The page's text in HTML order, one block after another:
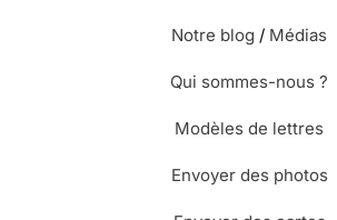
Notre blog / Médias
Qui sommes-nous ?
Modèles de lettres
Envoyer des photos